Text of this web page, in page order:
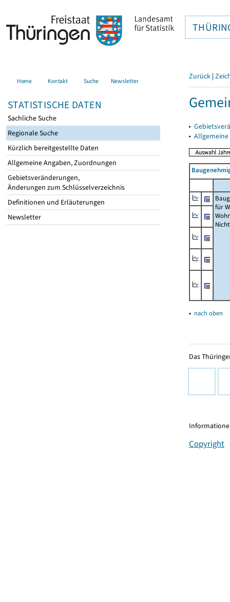
Home Kontakt Suche Newsletter
STATISTISCHE DATEN
Sachliche Suche
Regionale Suche
Kürzlich bereitgestellte Daten
Allgemeine Angaben, Zuordnungen
Gebietsveränderungen,
Änderungen zum Schlüsselverzeichnis
Definitionen und Erläuterungen
Newsletter
Zurück |
▸
▸
für
▴ nach oben
Das
Copyright